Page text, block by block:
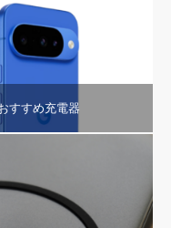
すすめ充電器